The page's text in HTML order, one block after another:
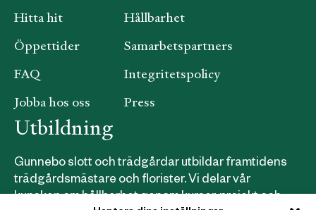
Hitta hit
Öppettider
FAQ
Jobba hos oss
Hållbarhet
Samarbetspartners
Integritetspolicy
Press
Utbildning
Gunnebo slott och trädgårdar utbildar framtidens
trädgårdsmästare och florister. Vi delar vår
kunskap om hållbarhet genom kurser, projekt och